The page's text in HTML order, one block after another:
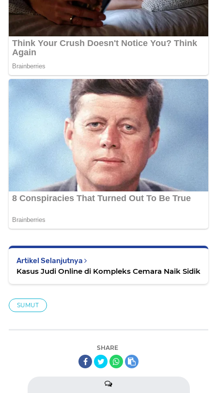
Artikel Selanjutnya
Kasus Judi Online di Kompleks Cemara Naik Sidik
SUMUT
SHARE